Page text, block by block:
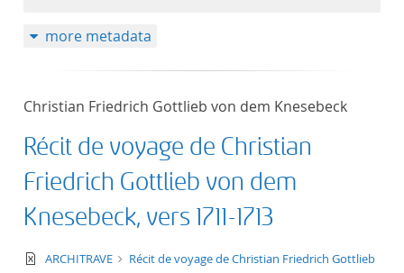
more metadata
Christian Friedrich Gottlieb von dem Knesebeck
Récit de voyage de Christian
Friedrich Gottlieb von dem
Knesebeck, vers 1711-1713
text/xml
ARCHITRAVE
Récit de voyage de Christian Friedrich Gottlieb